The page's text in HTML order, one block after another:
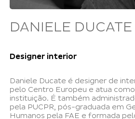
DANIELE DUCATE
Designer interior
Daniele Ducate é designer de
pelo Centro Europeu e atua
instituição. É também
pela PUCPR, pós-graduada em
Humanos pela FAE e formada